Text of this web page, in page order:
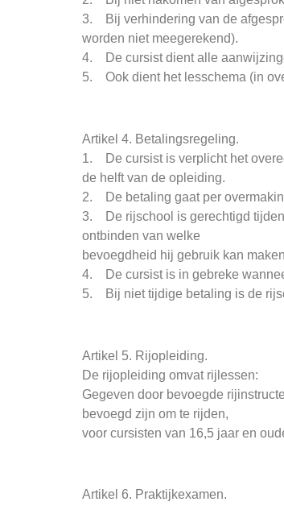
3. Bij verhindering van de
worden niet meegerekend).
4. De cursist dient alle
5. Ook dient het lesschema (in
Artikel 4. Betalingsregeling.
1. De cursist is verplicht het
de helft van de opleiding.
2. De betaling gaat per
3. De rijschool is gerechtigd
ontbinden van welke
bevoegdheid hij gebruik kan
4. De cursist is in gebreke
5. Bij niet tijdige betaling is de
Artikel 5. Rijopleiding.
De rijopleiding omvat rijlessen:
Gegeven door bevoegde
bevoegd zijn om te rijden,
voor cursisten van 16,5 jaar en
Artikel 6. Praktijkexamen.